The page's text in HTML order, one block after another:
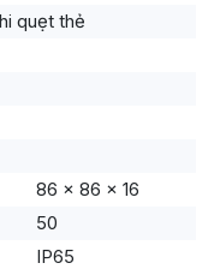
quẹt thẻ
86 x 86 x 16
50
IP65